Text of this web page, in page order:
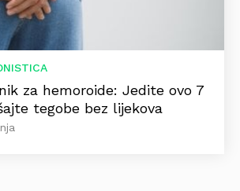
za hemoroide: Jedite ovo 7
tegobe bez lijekova